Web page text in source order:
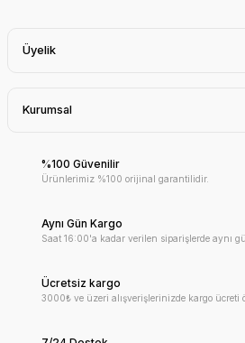
Üyelik
Kurumsal
%100 Güvenilir
Ürünlerimiz %100 orijinal garantilidir.
Aynı Gün Kargo
Saat 16:00'a kadar verilen siparişlerde aynı
Ücretsiz kargo
3000₺ ve üzeri alışverişlerinizde kargo ücreti